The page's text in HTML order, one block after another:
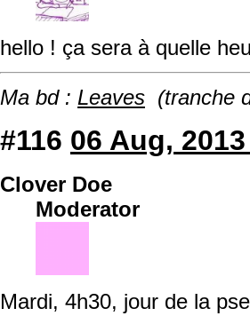
hello ! ça sera à quelle
Ma bd : Leaves (tranche
#116 06 Aug,
Clover Doe
Moderator
Mardi, 4h30, jour de la